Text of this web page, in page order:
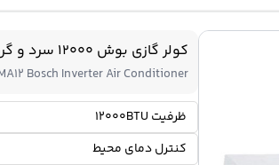
کولر گازی بوش 12000 سرد و گرم B1ZMA12 Bosch Inverter
Bosch Inverter Air Conditioner
ظرفیت 12000BTU
کنترل دمای محیط